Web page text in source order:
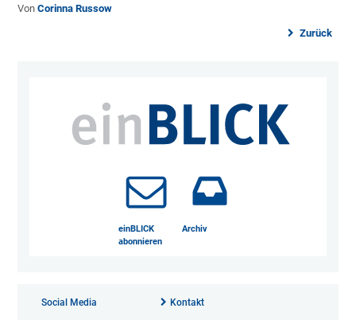
VonCorinna Russow
Zurück
einBLICK
abonnieren
Archiv
Social Media Kontakt